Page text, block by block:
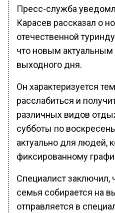
Пресс-служба
Карасев рассказал о
отечественной
что новым
выходного дня.
Он характеризуется
расслабиться и
различных видов
субботы по
актуально для людей,
фиксированному
Специалист заключил,
семья собирается на
отправляется в